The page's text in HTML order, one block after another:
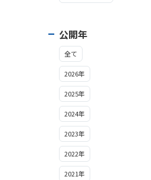
公開年
全て
2026年
2025年
2024年
2023年
2022年
2021年